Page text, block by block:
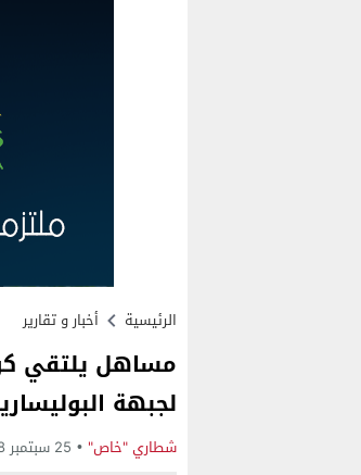
الرئيسية أخبار و تقارير
مساهل يلتقي
لجبهة
شطاري "خاص" 25 سبتمبر 2018